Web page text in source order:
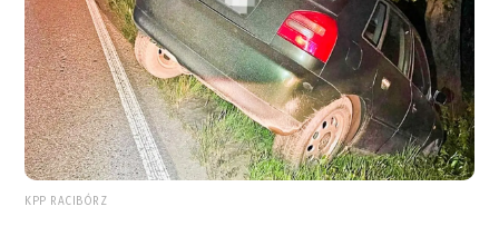
KPP RACIBÓRZ